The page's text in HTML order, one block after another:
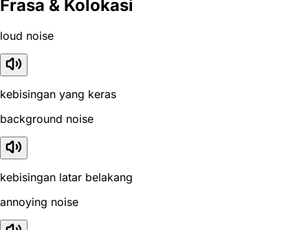
Frasa & Kolokasi
loud noise
kebisingan yang keras
background noise
kebisingan latar belakang
annoying noise